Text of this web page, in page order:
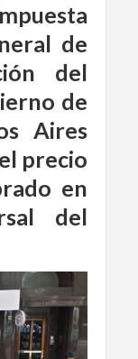
de
del
de
Aires
precio
en
del